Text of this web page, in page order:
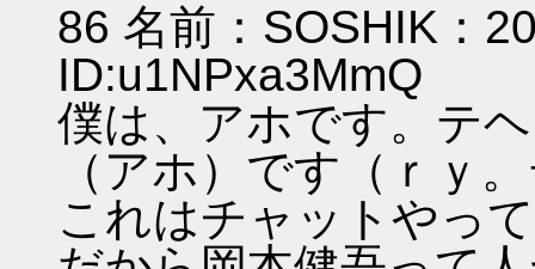
86 名前：SOSHIK：
僕は、アホです。テ
（アホ）です（ｒｙ
これはチャットやっ